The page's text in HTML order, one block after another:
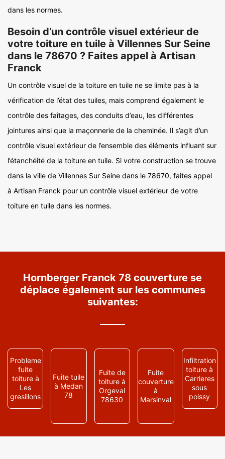
dans les normes.
Besoin d’un contrôle visuel extérieur de
votre toiture en tuile à Villennes Sur Seine
dans le 78670 ? Faites appel à Artisan
Franck
Un contrôle visuel de la toiture en tuile ne se limite pas à la
vérification de l’état des tuiles, mais comprend également le
contrôle des faîtages, des conduits d’eau, les différentes
jointures ainsi que la maçonnerie de la cheminée. Il s’agit d’un
contrôle visuel extérieur de l’ensemble des éléments influant sur
l’étanchéité de la toiture en tuile. Si votre construction se trouve
dans la ville de Villennes Sur Seine dans le 78670, faites appel
à Artisan Franck pour un contrôle visuel extérieur de votre
toiture en tuile dans les normes.
Hornberger Franck 78 couverture se
déplace également sur les communes
suivantes:
Probleme
fuite
toiture à
Les
gresillons
Fuite tuile
à Medan
78
Fuite de
toiture à
Orgeval
78630
Fuite
couverture
à
Marsinval
Infiltration
toiture à
Carrieres
sous
poissy